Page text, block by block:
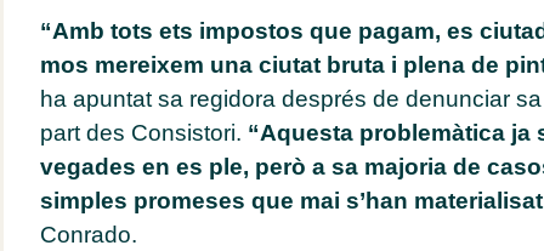
“Amb tots ets impostos que pagam, es
mos mereixem una ciutat bruta i plena de
ha apuntat sa regidora després de denunciar
part des Consistori. “Aquesta problemàtica ja
vegades en es ple, però a sa majoria de
simples promeses que mai s’han
Conrado.